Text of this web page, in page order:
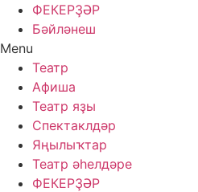
ФЕКЕРҘӘР
Бәйләнеш
Menu
Театр
Афиша
Театр яҙы
Спектаклдәр
Яңылыҡтар
Театр әһелдәре
ФЕКЕРҘӘР